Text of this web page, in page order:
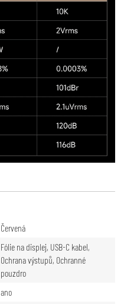
Červená
Fólie na displej, USB-C kabel,
Ochrana výstupů, Ochranné
pouzdro
ano